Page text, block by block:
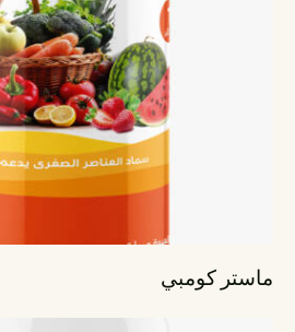
ماستر كومبي